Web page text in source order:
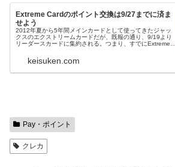
Extreme Cardのポイント交換は9/27までに済ま
せよう
2012年夏から5年間メインカードとして使ってきたジャッ
クスのエクストリームカードだが、既報の通り、9/19より
リーダースカードに集約される。つまり、すでにExtreme
違うフェイス...
keisuken.com
Pay・ポイント
クレカ